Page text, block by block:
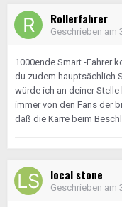
Rollerfahrer
Geschrieben am
1000ende Smart -Fahrer
du zudem hauptsächlich
würde ich an deiner
immer von den Fans der
daß die Karre beim
local stone
Geschrieben am